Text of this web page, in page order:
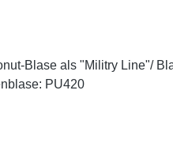
Blase als "Militry Line"/
PU420